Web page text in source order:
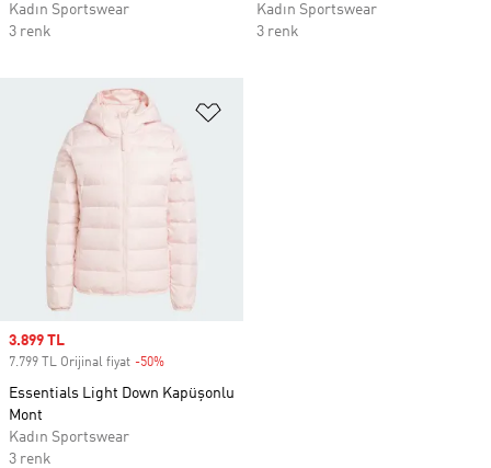
Kadın Sportswear
3 renk
Kadın Sportswear
3 renk
Sale price
3.899 TL
7.799 TL Orijinal fiyat -50%
Essentials Light Down Kapüşonlu
Mont
Kadın Sportswear
3 renk